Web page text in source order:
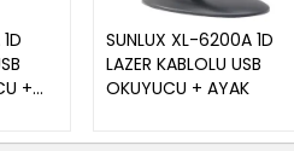
+
SUNLUX XL-6200A 1D
LAZER KABLOLU USB
OKUYUCU + AYAK